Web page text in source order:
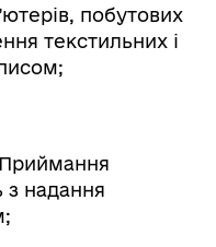
побутових
текстильних і
Приймання
з надання